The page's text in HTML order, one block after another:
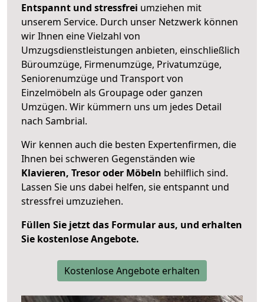
Entspannt und stressfrei umziehen mit
unserem Service. Durch unser Netzwerk können
wir Ihnen eine Vielzahl von
Umzugsdienstleistungen anbieten, einschließlich
Büroumzüge, Firmenumzüge, Privatumzüge,
Seniorenumzüge und Transport von
Einzelmöbeln als Groupage oder ganzen
Umzügen. Wir kümmern uns um jedes Detail
nach Sambrial.
Wir kennen auch die besten Expertenfirmen, die
Ihnen bei schweren Gegenständen wie
Klavieren, Tresor oder Möbeln behilflich sind.
Lassen Sie uns dabei helfen, sie entspannt und
stressfrei umzuziehen.
Füllen Sie jetzt das Formular aus, und erhalten
Sie kostenlose Angebote.
Kostenlose Angebote erhalten